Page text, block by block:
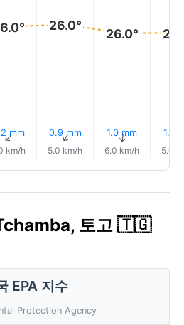
mm
↑
km/h
26.0°
0.9 mm
↑
5.0 km/h
26.0°
1.0 mm
↑
6.0 km/h
1.4
5.0
토고 🇹🇬
EPA 지수
Protection Agency